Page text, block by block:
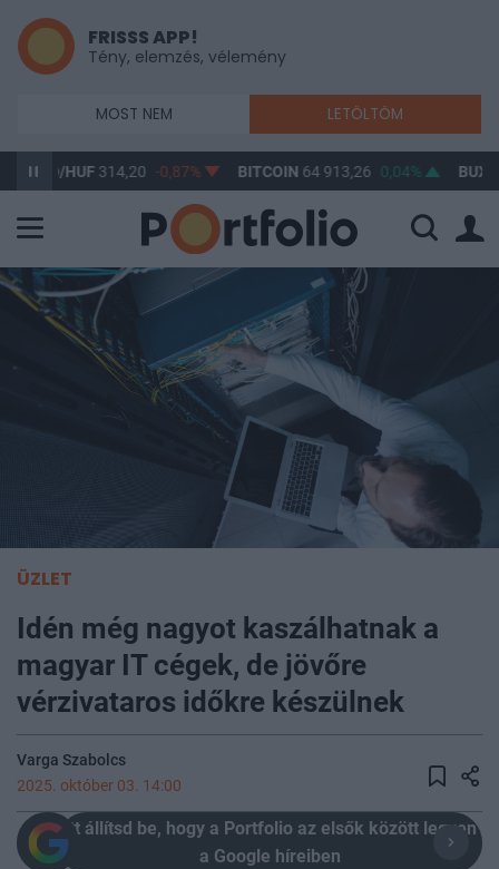
FRISSS APP!
Tény, elemzés, vélemény
MOST NEM LETÖLTÖM
HUF 314,20 -0,87% BITCOIN64 913,26 0,04% BUX 148
ÜZLET
Idén még nagyot kaszálhatnak a
magyar IT cégek, de jövőre
vérzivataros időkre készülnek
Varga Szabolcs
2025. október 03. 14:00
Itt állítsd be, hogy a Portfolio az elsők között legyen
a Google híreiben